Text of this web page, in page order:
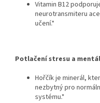
Vitamin B12
neurotransmiteru
učení.*
Potlačení stresu a
Hořčík je minerál,
nezbytný pro
systému.*